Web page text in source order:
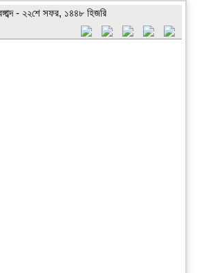
- ২২শে সফর, ১৪৪৮ হিজরি